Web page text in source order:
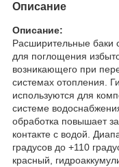
Описание
Описание:
Расширительные баки
для поглощения
возникающего при
системах отопления.
используются для
системе
обработка повышает
контакте с водой.
градусов до +110
красный,